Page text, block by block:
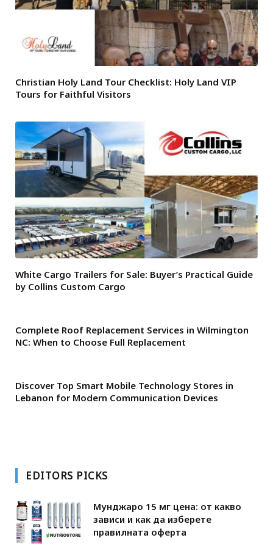
Christian Holy Land Tour Checklist: Holy Land VIP
Tours for Faithful Visitors
White Cargo Trailers for Sale: Buyer’s Practical Guide
by Collins Custom Cargo
Complete Roof Replacement Services in Wilmington
NC: When to Choose Full Replacement
Discover Top Smart Mobile Technology Stores in
Lebanon for Modern Communication Devices
EDITORS PICKS
Мунджаро 15 мг цена: от какво
зависи и как да изберете
правилната оферта